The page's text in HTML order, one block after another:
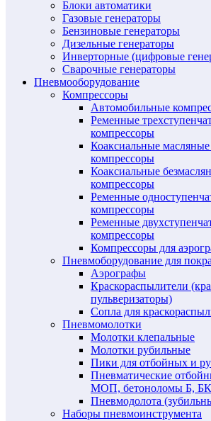
Блоки автоматики
Газовые генераторы
Бензиновые генераторы
Дизельные генераторы
Инверторные (цифровые
Сварочные генераторы
Пневмооборудование
Компрессоры
Автомобильные
Ременные
компрессоры
Коаксиальные
компрессоры
Коаксиальные
компрессоры
Ременные
компрессоры
Ременные
компрессоры
Компрессоры для
Пневмоборудование для
Аэрографы
Краскораспылители
пульверизаторы)
Сопла для
Пневмомолотки
Молотки клепальные
Молотки рубильные
Пики для отбойных и
Пневматические
МОП, бетоноломы Б, БК
Пневмодолота
Наборы пневмоинструмента